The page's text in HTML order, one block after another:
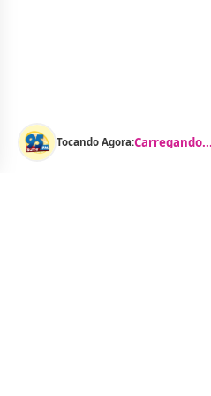
Tocando Agora:Carregando...